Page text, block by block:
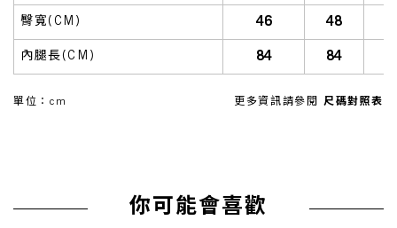
臀寬(CM) 46 48
內腿長(CM) 84 84
單位：cm 更多資訊請參閱 尺碼對照表
你可能會喜歡